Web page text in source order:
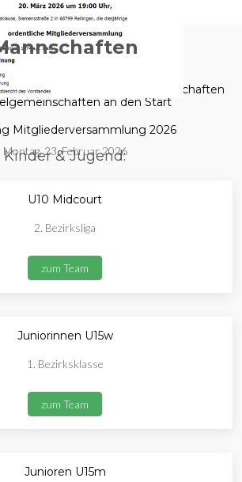
Mitgliederversammlung 2026
Montag, 23. Februar 2026
gehen wir mit folgenden Mannschaften
an den Start
Kinder & Jugend:
U10 Midcourt
2. Bezirksliga
zum Team
Juniorinnen U15w
1. Bezirksklasse
zum Team
Junioren U15m